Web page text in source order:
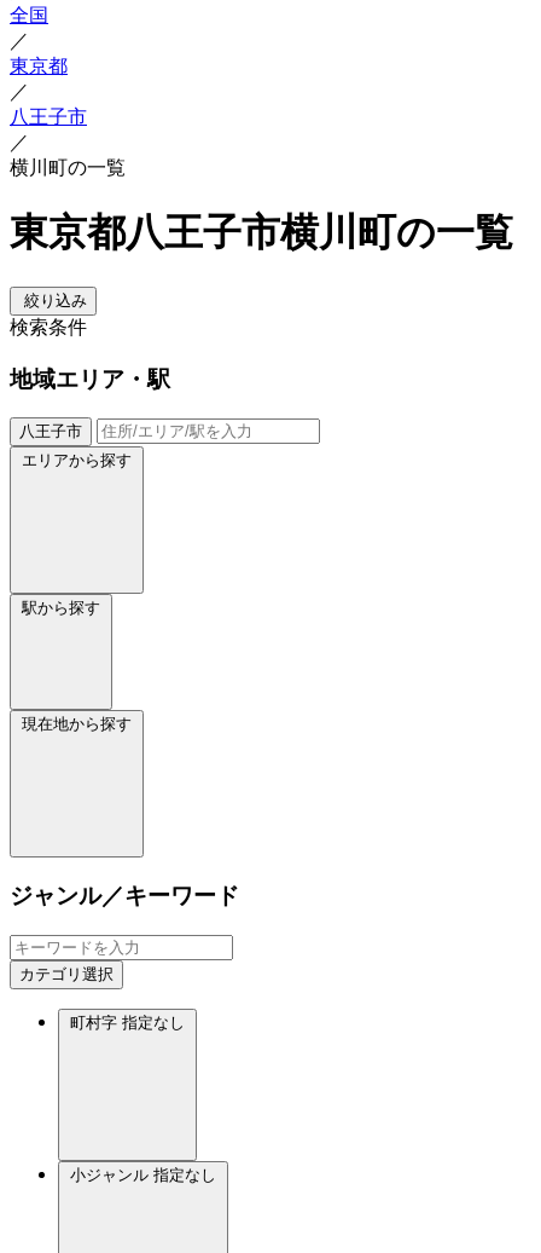
全国
／
東京都
／
八王子市
／
横川町の一覧
東京都八王子市横川町の一覧
絞り込み
検索条件
地域エリア・駅
八王子市
エリアから探す
駅から探す
現在地から探す
ジャンル／キーワード
カテゴリ選択
町村字 指定なし
小ジャンル 指定なし